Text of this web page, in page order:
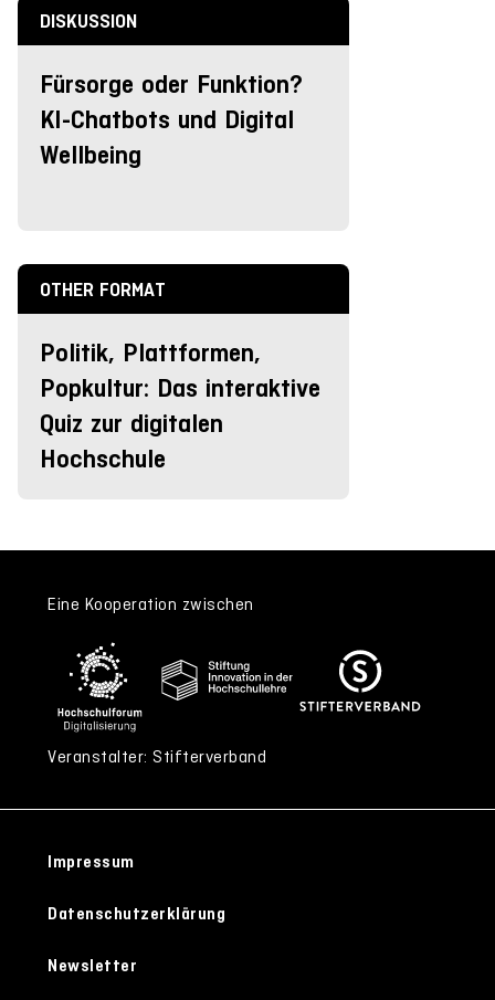
DISKUSSION
Fürsorge oder Funktion?
KI-Chatbots und Digital
Wellbeing
OTHER FORMAT
Politik, Plattformen,
Popkultur: Das interaktive
Quiz zur digitalen
Hochschule
Eine Kooperation zwischen
Veranstalter: Stifterverband
Impressum
Datenschutzerklärung
Newsletter